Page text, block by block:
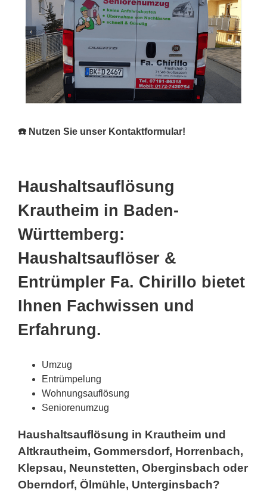
☎️ Nutzen Sie unser Kontaktformular!
Haushaltsauflösung
Krautheim in Baden-
Württemberg:
Haushaltsauflöser &
Entrümpler Fa. Chirillo bietet
Ihnen Fachwissen und
Erfahrung.
Umzug
Entrümpelung
Wohnungsauflösung
Seniorenumzug
Haushaltsauflösung in Krautheim und
Altkrautheim, Gommersdorf, Horrenbach,
Klepsau, Neunstetten, Oberginsbach oder
Oberndorf, Ölmühle, Unterginsbach?